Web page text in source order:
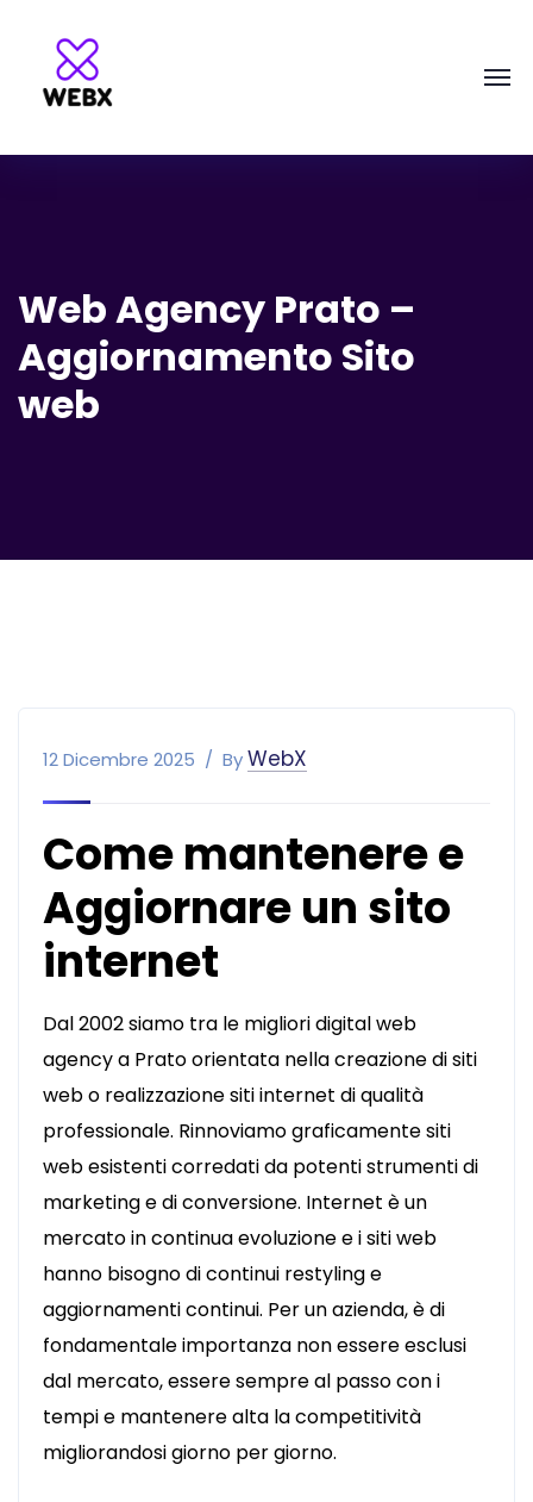
Web Agency Prato –
Aggiornamento Sito
web
12 Dicembre 2025 ByWebX
Come mantenere e
Aggiornare un sito
internet
Dal 2002 siamo tra le migliori digital web
agency a Prato orientata nella creazione di siti
web o realizzazione siti internet di qualità
professionale. Rinnoviamo graficamente siti
web esistenti corredati da potenti strumenti di
marketing e di conversione. Internet è un
mercato in continua evoluzione e i siti web
hanno bisogno di continui restyling e
aggiornamenti continui. Per un azienda, è di
fondamentale importanza non essere esclusi
dal mercato, essere sempre al passo con i
tempi e mantenere alta la competitività
migliorandosi giorno per giorno.